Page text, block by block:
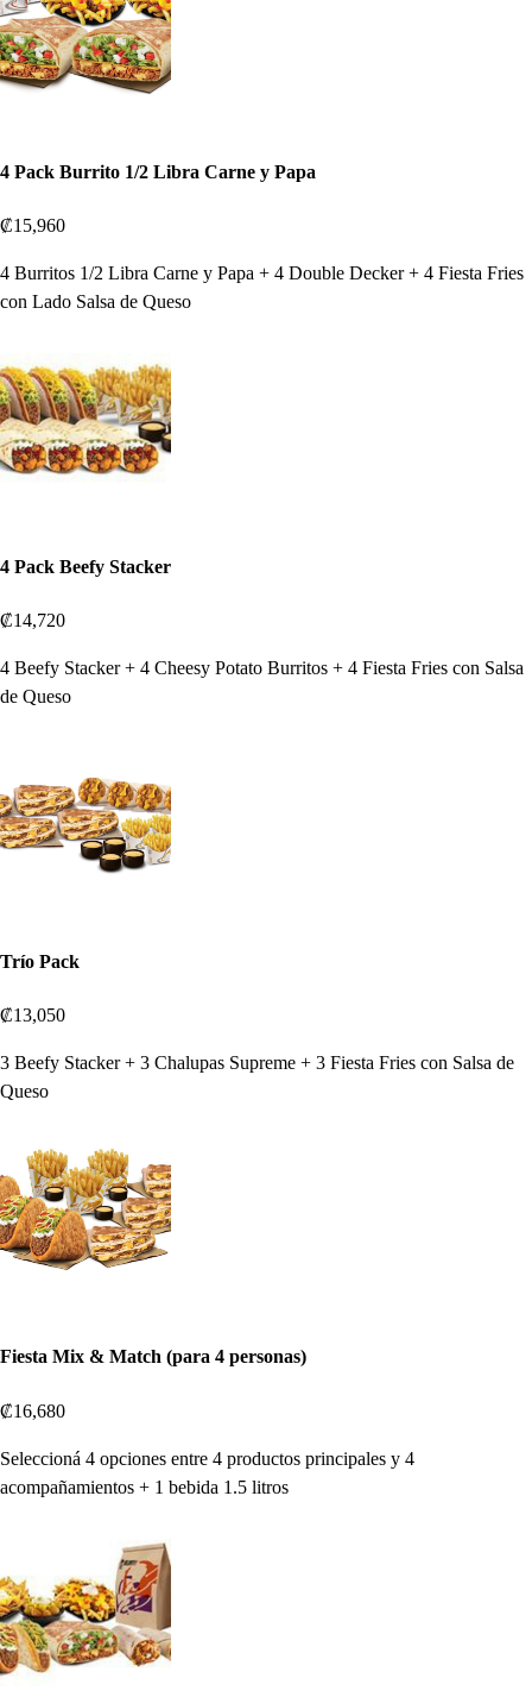
4 Pack Burrito 1/2 Libra Carne y Papa
₡15,960
4 Burritos 1/2 Libra Carne y Papa + 4 Double Decker + 4 Fiesta Fries
con Lado Salsa de Queso
4 Pack Beefy Stacker
₡14,720
4 Beefy Stacker + 4 Cheesy Potato Burritos + 4 Fiesta Fries con Salsa
de Queso
Trío Pack
₡13,050
3 Beefy Stacker + 3 Chalupas Supreme + 3 Fiesta Fries con Salsa de
Queso
Fiesta Mix & Match (para 4 personas)
₡16,680
Seleccioná 4 opciones entre 4 productos principales y 4
acompañamientos + 1 bebida 1.5 litros